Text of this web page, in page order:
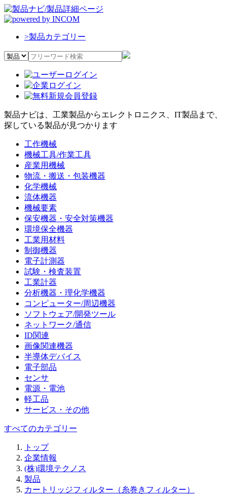
>製品カテゴリー
製品ナビは、工業製品からエレクトロニクス、IT製品まで、
探している製品が見つかります
工作機械
機械工具/作業工具
産業用機械
物流・搬送・包装機器
化学機械
流体機器
機械要素
保安機器・安全対策機器
環境保全機器
工業用材料
制御機器
電子計測器
試験・検査装置
工業計器
分析機器・理化学機器
コンピューター/周辺機器
ソフトウェア/開発ツール
ネットワーク/通信
ID関連
画像関連機器
半導体デバイス
電子部品
センサ
電源・電池
軽工品
サービス・その他
すべてのカテゴリー
トップ
企業情報
(株)環境テクノス
製品
カートリッジフィルター（糸巻きフィルター）